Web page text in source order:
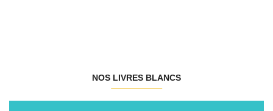
NOS LIVRES BLANCS